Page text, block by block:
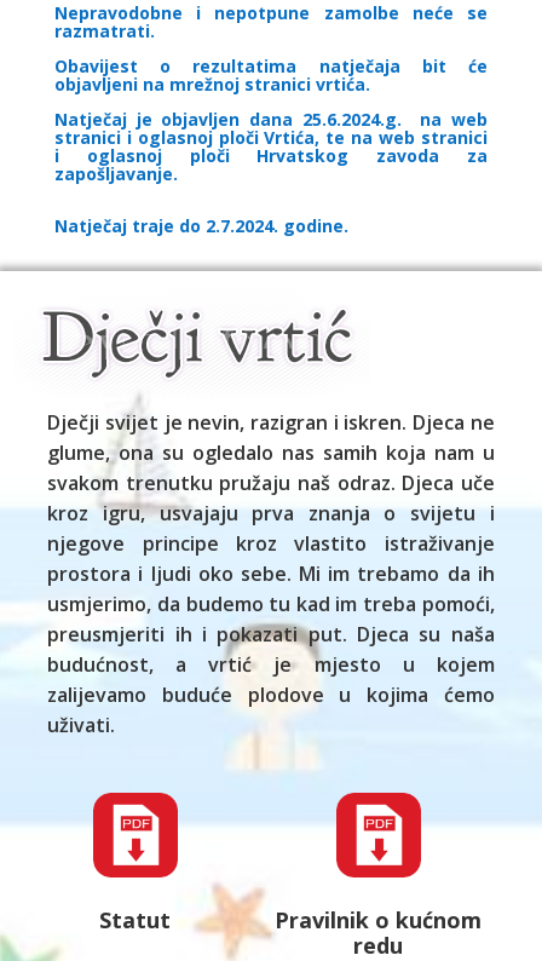
Nepravodobne i nepotpune zamolbe neće se
razmatrati.
Obavijest o rezultatima natječaja bit će
objavljeni na mrežnoj stranici vrtića.
Natječaj je objavljen dana 25.6.2024.g. na web
stranici i oglasnoj ploči Vrtića, te na web stranici
i oglasnoj ploči Hrvatskog zavoda za
zapošljavanje.
Natječaj traje do 2.7.2024. godine.
Dječji svijet je nevin, razigran i iskren. Djeca ne
glume, ona su ogledalo nas samih koja nam u
svakom trenutku pružaju naš odraz. Djeca uče
kroz igru, usvajaju prva znanja o svijetu i
njegove principe kroz vlastito istraživanje
prostora i ljudi oko sebe. Mi im trebamo da ih
usmjerimo, da budemo tu kad im treba pomoći,
preusmjeriti ih i pokazati put. Djeca su naša
budućnost, a vrtić je mjesto u kojem
zalijevamo buduće plodove u kojima ćemo
uživati.
Statut
Pravilnik o kućnom
redu